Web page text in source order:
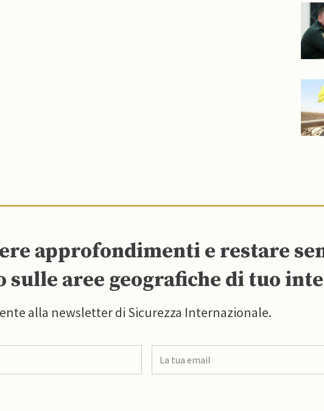
approfondimenti e restare
sulle aree geografiche di tuo
alla newsletter di Sicurezza Internazionale.